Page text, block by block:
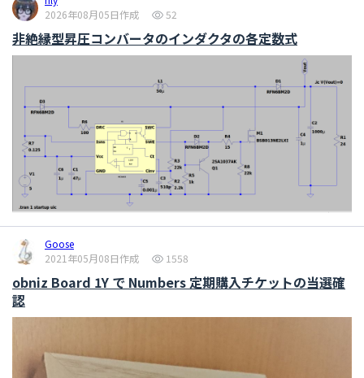
2026年08月05日作成
52
非絶縁型昇圧コンバータのインダクタの各定数式
Goose
2021年05月08日作成
1558
obniz Board 1Y で Numbers 定期購入チケットの当選確
認